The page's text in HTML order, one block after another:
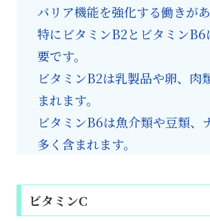
バリア機能を強化する働きがあ
特にビタミンB2とビタミンB6
要です。
ビタミンB2は乳製品や卵、肉
まれます。
ビタミンB6は魚介類や豆類、
多く含まれます。
ビタミンC